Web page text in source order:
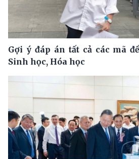
Gợi ý đáp án tất cả các mã
Sinh học, Hóa học